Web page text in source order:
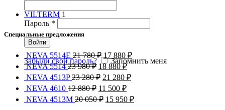
Пароль *
Войти
Забыли свой пароль? Запомнить меня
VILTERM 1
Специальные предложения
NEVA 5514Е 21 780₽ 17 880 ₽
NEVA 551423 980₽ 18 880₽
NEVA 4513P23 280₽ 21 280 ₽
NEVA 4610 12 880₽ 11 500 ₽
NEVA 4513M 20 050₽ 15 950 ₽